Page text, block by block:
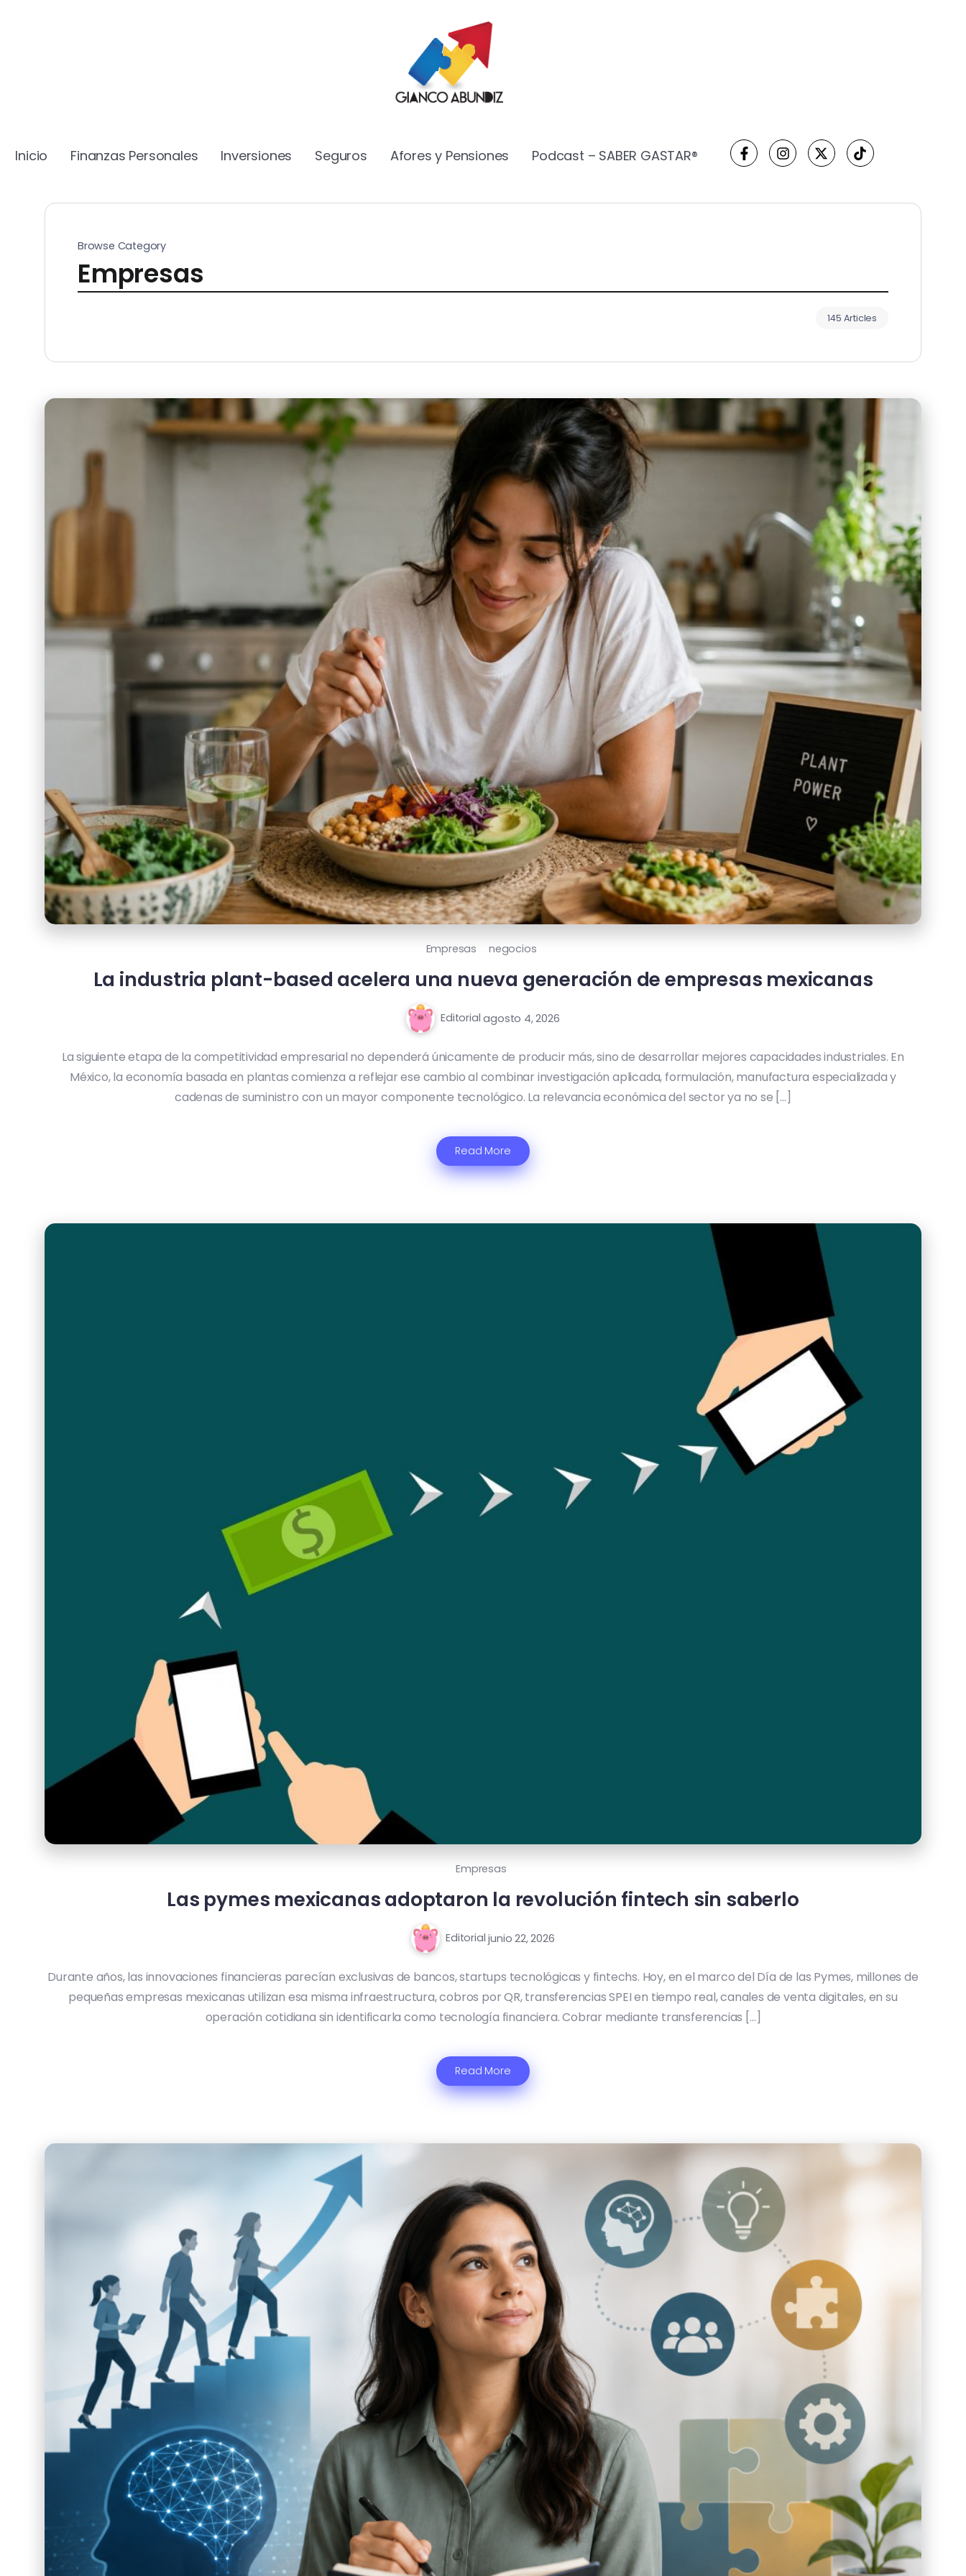
Inicio Finanzas Personales Inversiones Seguros Afores y Pensiones Podcast – SABER GASTAR®
Browse Category
Empresas
145 Articles
Empresas negocios
La industria plant-based acelera una nueva generación de empresas mexicanas
Editorial agosto 4, 2026
La siguiente etapa de la competitividad empresarial no dependerá únicamente de producir más, sino de desarrollar mejores capacidades industriales. En
México, la economía basada en plantas comienza a reflejar ese cambio al combinar investigación aplicada, formulación, manufactura especializada y
cadenas de suministro con un mayor componente tecnológico. La relevancia económica del sector ya no se […]
Read More
Empresas
Las pymes mexicanas adoptaron la revolución fintech sin saberlo
Editorial junio 22, 2026
Durante años, las innovaciones financieras parecían exclusivas de bancos, startups tecnológicas y fintechs. Hoy, en el marco del Día de las Pymes, millones de
pequeñas empresas mexicanas utilizan esa misma infraestructura, cobros por QR, transferencias SPEI en tiempo real, canales de venta digitales, en su
operación cotidiana sin identificarla como tecnología financiera. Cobrar mediante transferencias […]
Read More